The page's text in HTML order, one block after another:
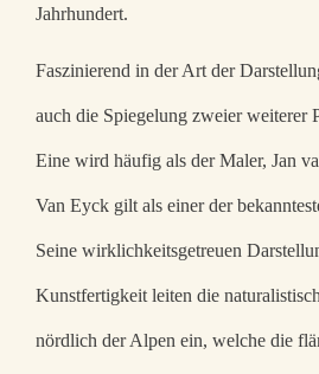
Jahrhundert.
Faszinierend in der Art der
auch die Spiegelung zweier weiterer
Eine wird häufig als der Maler, Jan
Van Eyck gilt als einer der
Seine wirklichkeitsgetreuen
Kunstfertigkeit leiten die
nördlich der Alpen ein, welche die